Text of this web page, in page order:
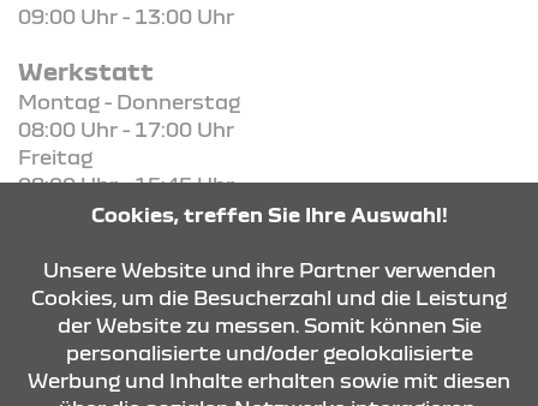
09:00 Uhr - 13:00 Uhr
Werkstatt
Montag - Donnerstag
08:00 Uhr - 17:00 Uhr
Freitag
08:00 Uhr - 15:45 Uhr
KONTAKT & ANFAHRT
ÖFFNUNGSZEITEN
Cookies, treffen Sie Ihre Auswahl!
Unsere Website und ihre Partner verwenden
Cookies, um die Besucherzahl und die Leistung
der Website zu messen. Somit können Sie
personalisierte und/oder geolokalisierte
Werbung und Inhalte erhalten sowie mit diesen